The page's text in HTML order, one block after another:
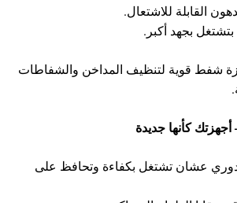
القابلة للاشتعال.
بتشتغل بجهد أكبر.
شفط قوية لتنظيف المداخن والشفاطات
عشان تشتغل بكفاءة وتحافظ على